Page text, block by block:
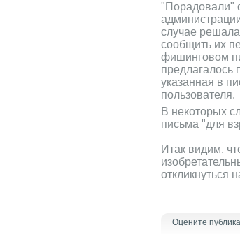
"Порадовали"
случае
сообщить их
фишинговом
предлагалось
указанная в
пользователя.
В некоторых
письма "для
Итак видим,
откликнуться
Оцените